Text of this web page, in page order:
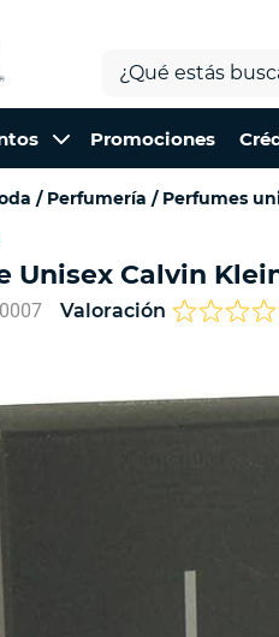
Promociones
Perfumería Perfumes
Unisex Calvin
Valoración